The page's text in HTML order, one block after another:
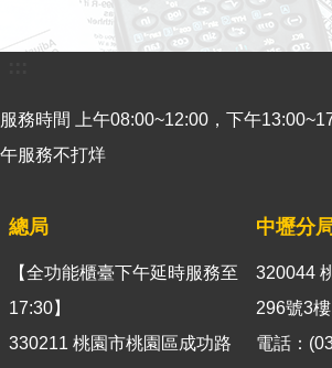
私
策
安
政
策
政
服務時間 上午08:00~12:00，下午
午服務不打烊
總局
【全功能櫃臺下午延時服務至
17:30】
330211 桃園市桃園區成功路
中壢分
320044
296號3樓
電話：